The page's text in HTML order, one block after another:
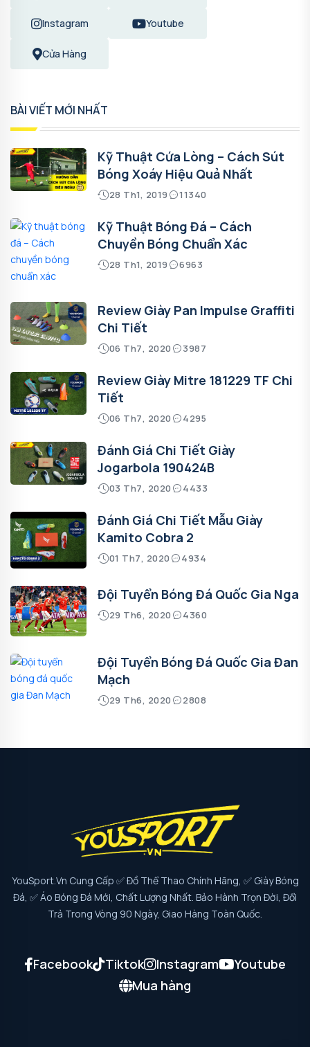
Instagram Youtube
Cửa Hàng
BÀI VIẾT MỚI NHẤT
Kỹ Thuật Cứa Lòng – Cách Sút
Bóng Xoáy Hiệu Quả Nhất
28 Th1, 2019 11340
Kỹ Thuật Bóng Đá – Cách
Chuyền Bóng Chuẩn Xác
28 Th1, 2019 6963
Review Giày Pan Impulse Graffiti
Chi Tiết
06 Th7, 2020 3987
Review Giày Mitre 181229 TF Chi
Tiết
06 Th7, 2020 4295
Đánh Giá Chi Tiết Giày
Jogarbola 190424B
03 Th7, 2020 4433
Đánh Giá Chi Tiết Mẫu Giày
Kamito Cobra 2
01 Th7, 2020 4934
Đội Tuyển Bóng Đá Quốc Gia Nga
29 Th6, 2020 4360
Đội Tuyển Bóng Đá Quốc Gia Đan
Mạch
29 Th6, 2020 2808
YouSport.vn Cung Cấp ✅ Đồ Thể Thao Chính Hãng, ✅ Giày Bóng
Đá, ✅ Áo Bóng Đá Mới, Chất Lượng Nhất. Bảo Hành Trọn Đời, Đổi
Trả Trong Vòng 90 Ngày, Giao Hàng Toàn Quốc.
Facebook Tiktok Instagram
Youtube
Mua hàng